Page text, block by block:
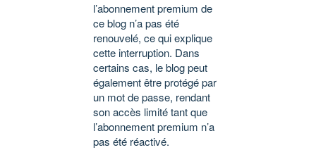
l’abonnement premium de
ce blog n’a pas été
renouvelé, ce qui explique
cette interruption. Dans
certains cas, le blog peut
également être protégé par
un mot de passe, rendant
son accès limité tant que
l’abonnement premium n’a
pas été réactivé.